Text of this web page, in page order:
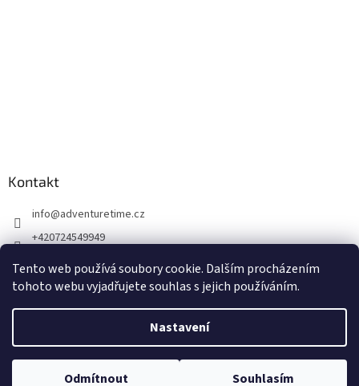
Tento web používá soubory cookie. Dalším procházením
tohoto webu vyjadřujete souhlas s jejich používáním.
Nastavení
Odmítnout Souhlasím
Kontakt
info@adventuretime.cz
+420724549949
+420606618099
Vytvořil Shoptet
Copyright 2026Dremel-Bosch . Všechna práva vyhrazena.